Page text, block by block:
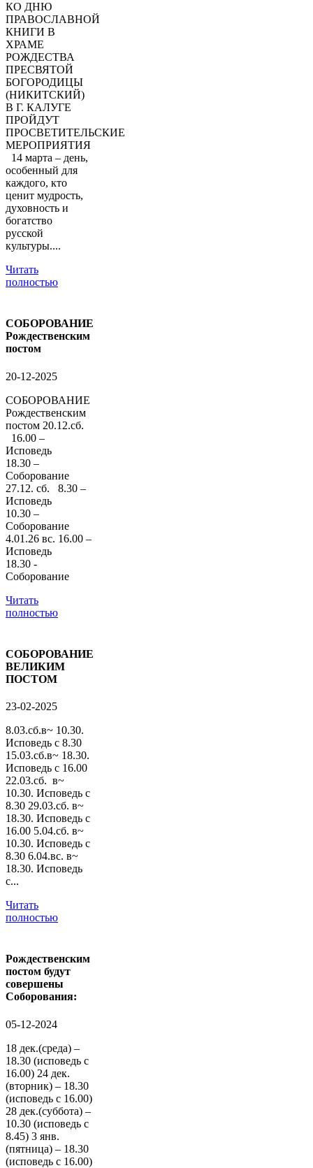
КО ДНЮ
ПРАВОСЛАВНОЙ
КНИГИ В
ХРАМЕ
РОЖДЕСТВА
ПРЕСВЯТОЙ
БОГОРОДИЦЫ
(НИКИТСКИЙ)
В Г. КАЛУГЕ
ПРОЙДУТ
ПРОСВЕТИТЕЛЬСКИЕ
МЕРОПРИЯТИЯ
14 марта – день,
особенный для
каждого, кто
ценит мудрость,
духовность и
богатство
русской
культуры....
Читать
полностью
СОБОРОВАНИЕ
Рождественским
постом
20-12-2025
СОБОРОВАНИЕ
Рождественским
постом 20.12.сб.
16.00 –
Исповедь
18.30 –
Соборование
27.12. сб. 8.30 –
Исповедь
10.30 –
Соборование
4.01.26 вс. 16.00 –
Исповедь
18.30 -
Соборование
Читать
полностью
СОБОРОВАНИЕ
ВЕЛИКИМ
ПОСТОМ
23-02-2025
8.03.сб.в~ 10.30.
Исповедь с 8.30
15.03.сб.в~ 18.30.
Исповедь с 16.00
22.03.сб. в~
10.30. Исповедь с
8.30 29.03.сб. в~
18.30. Исповедь с
16.00 5.04.сб. в~
10.30. Исповедь с
8.30 6.04.вс. в~
18.30. Исповедь
с...
Читать
полностью
Рождественским
постом будут
совершены
Соборования:
05-12-2024
18 дек.(среда) –
18.30 (исповедь с
16.00) 24 дек.
(вторник) – 18.30
(исповедь с 16.00)
28 дек.(суббота) –
10.30 (исповедь с
8.45) 3 янв.
(пятница) – 18.30
(исповедь с 16.00)